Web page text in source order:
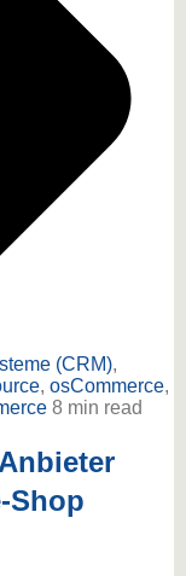
(CRM),
, osCommerce,
8 min read
Shop